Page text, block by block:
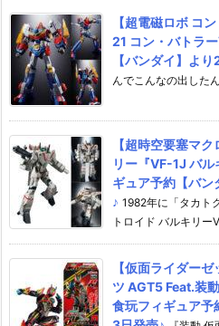
【超電磁ロボ コ
21 コン・バトラ
【バンダイ】よ
んでこんなの出した
【超時空要塞マ
リー『VF-1J バ
ギュア予約【バ
♪ 1982年に「タカト
トロイド バルキリー
【仮面ライダー
ツ AGT5 Feat.装
食玩フィギュア